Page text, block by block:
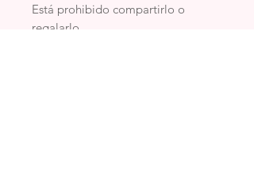
Está prohibido compartirlo o
regalarlo.